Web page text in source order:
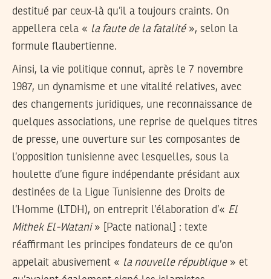
destitué par ceux-là qu’il a toujours craints. On
appellera cela « la faute de la fatalité», selon la
formule flaubertienne.
Ainsi, la vie politique connut, après le 7 novembre
1987, un dynamisme et une vitalité relatives, avec
des changements juridiques, une reconnaissance de
quelques associations, une reprise de quelques titres
de presse, une ouverture sur les composantes de
l’opposition tunisienne avec lesquelles, sous la
houlette d’une figure indépendante présidant aux
destinées de la Ligue Tunisienne des Droits de
l’Homme (LTDH), on entreprit l’élaboration d’« El
Mithek El-Watani» [Pacte national] : texte
réaffirmant les principes fondateurs de ce qu’on
appelait abusivement « la nouvelle république» et